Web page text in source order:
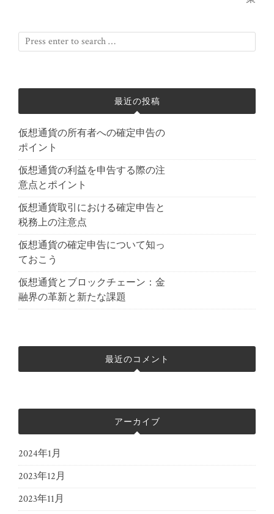
最近の投稿
仮想通貨の所有者への確定申告の
ポイント
仮想通貨の利益を申告する際の注
意点とポイント
仮想通貨取引における確定申告と
税務上の注意点
仮想通貨の確定申告について知っ
ておこう
仮想通貨とブロックチェーン：金
融界の革新と新たな課題
最近のコメント
アーカイブ
2024年1月
2023年12月
2023年11月